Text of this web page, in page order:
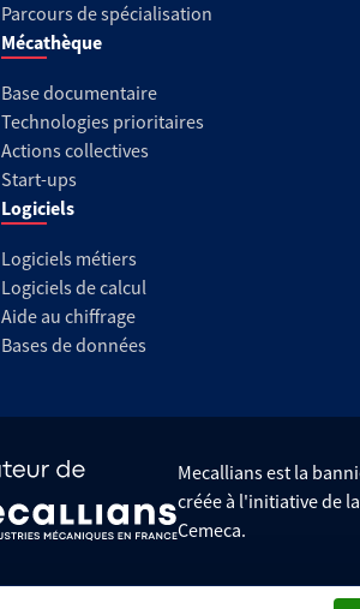
Parcours de spécialisation
Mécathèque
Base documentaire
Technologies prioritaires
Actions collectives
Start-ups
Logiciels
Logiciels métiers
Logiciels de calcul
Aide au chiffrage
Bases de données
Mecallians est la
créée à l'initiative de
Cemeca.